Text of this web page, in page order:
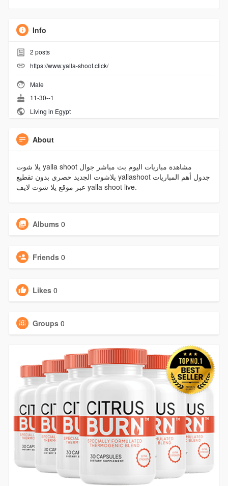
Info
2 posts
https://www.yalla-shoot.click/
Male
11-30--1
Living in Egypt
About
يلا شوت yalla shoot مشاهدة مباريات اليوم بث مباشر جوال
يلاشوت الجديد حصري بدون تقطيع yallashoot جدول أهم المباريات
عبر موقع يلا شوت لايف yalla shoot live.
Albums 0
Friends 0
Likes 0
Groups 0